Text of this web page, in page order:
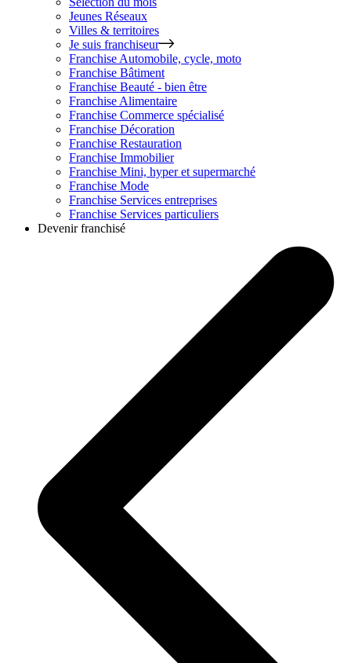
Jeunes Réseaux
Villes & territoires
Je suis franchiseur
Franchise Automobile, cycle, moto
Franchise Bâtiment
Franchise Beauté - bien être
Franchise Alimentaire
Franchise Commerce spécialisé
Franchise Décoration
Franchise Restauration
Franchise Immobilier
Franchise Mini, hyper et supermarché
Franchise Mode
Franchise Services entreprises
Franchise Services particuliers
Devenir franchisé